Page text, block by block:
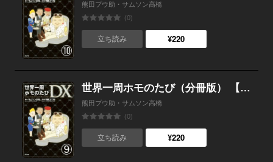
熊田プウ助・サムソン高橋
(0)
立ち読み ¥220
世界一周ホモのたび（分冊版） 【第9話】
熊田プウ助・サムソン高橋
(0)
立ち読み ¥220